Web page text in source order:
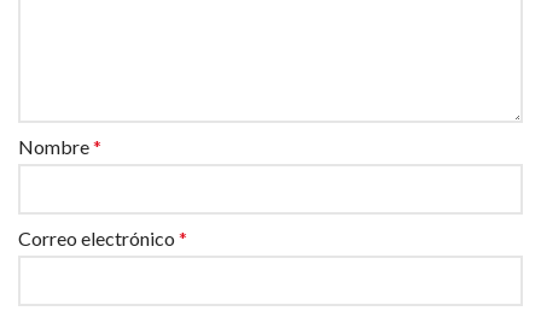
Nombre*
Correo electrónico *